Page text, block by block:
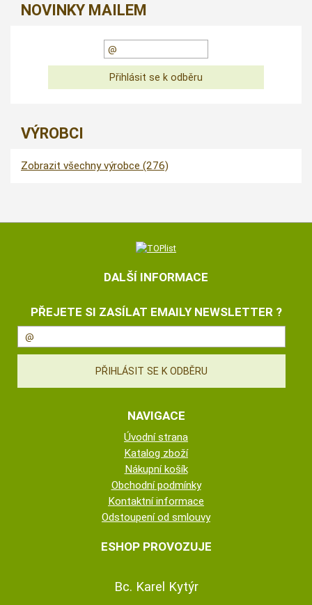
NOVINKY MAILEM
VÝROBCI
Zobrazit všechny výrobce (276)
DALŠÍ INFORMACE
PŘEJETE SI ZASÍLAT EMAILY NEWSLETTER ?
NAVIGACE
Úvodní strana
Katalog zboží
Nákupní košík
Obchodní podmínky
Kontaktní informace
Odstoupení od smlouvy
ESHOP PROVOZUJE
Bc. Karel Kytýr